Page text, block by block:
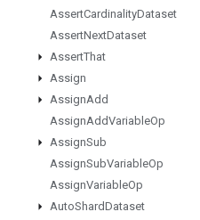
AssertCardinalityDataset
AssertNextDataset
AssertThat
Assign
AssignAdd
AssignAddVariableOp
AssignSub
AssignSubVariableOp
AssignVariableOp
AutoShardDataset